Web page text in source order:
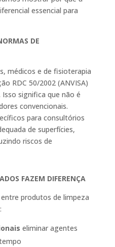
essencial para
DE
médicos e de fisioterapia
RDC 50/2002 (ANVISA)
significa que não é
convencionais.
para consultórios
de superfícies,
riscos de
FAZEM DIFERENÇA
produtos de limpeza
eliminar agentes